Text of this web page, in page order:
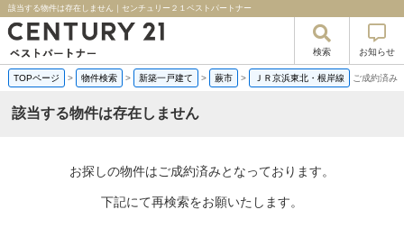
該当する物件は存在しません｜センチュリー２１ベストパートナー
検索 お知らせ
TOPページ > 物件検索 > 新築一戸建て > 蕨市 > ＪＲ京浜東北・根岸線 ご成約済み
該当する物件は存在しません
お探しの物件はご成約済みとなっております。
下記にて再検索をお願いたします。